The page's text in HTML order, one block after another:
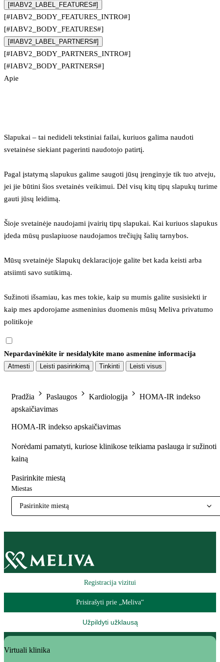
[#IABV2_LABEL_FEATURES#]
[#IABV2_BODY_FEATURES_INTRO#]
[#IABV2_BODY_FEATURES#]
[#IABV2_LABEL_PARTNERS#]
[#IABV2_BODY_PARTNERS_INTRO#]
[#IABV2_BODY_PARTNERS#]
Apie
Slapukai – tai nedideli tekstiniai failai, kuriuos galima naudoti
svetainėse siekiant pagerinti naudotojo patirtį.
Pagal įstatymą slapukus galime saugoti jūsų įrenginyje tik tuo atveju,
jei jie būtini šios svetainės veikimui. Dėl visų kitų tipų slapukų turime
gauti jūsų leidimą.
Šioje svetainėje naudojami įvairių tipų slapukai. Kai kuriuos slapukus
įdeda mūsų puslapiuose naudojamos trečiųjų šalių tarnybos.
Mūsų svetainėje Slapukų deklaracijoje galite bet kada keisti arba
atsiimti savo sutikimą.
Sužinoti išsamiau, kas mes tokie, kaip su mumis galite susisiekti ir
kaip mes apdorojame asmeninius duomenis mūsų Meliva privatumo
politikoje
Nepardavinėkite ir nesidalykite mano asmenine informacija
Atmesti Leisti pasirinkimą Tinkinti Leisti visus
Pradžia Paslaugos Kardiologija
HOMA-IR indekso
apskaičiavimas
HOMA-IR indekso apskaičiavimas
Norėdami pamatyti, kuriose klinikose teikiama paslauga ir sužinoti
kainą
Pasirinkite miestą
Miestas
Pasirinkite miestą
Registracija vizitui
Prisirašyti prie „Meliva“
Užpildyti užklausą
Virtuali klinika